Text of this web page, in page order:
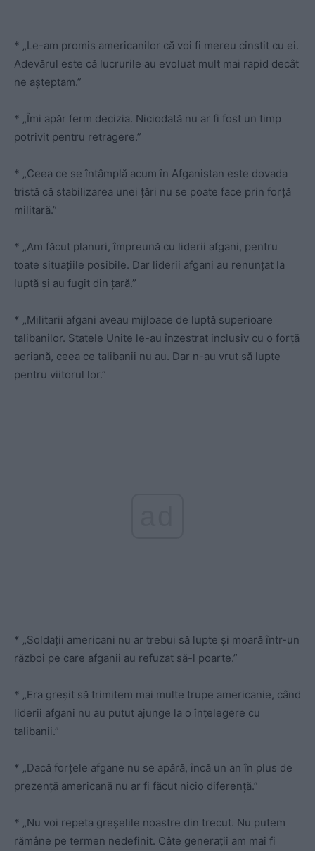
* „Le-am promis americanilor că voi fi mereu cinstit cu ei.
Adevărul este că lucrurile au evoluat mult mai rapid decât
ne așteptam.”
* „Îmi apăr ferm decizia. Niciodată nu ar fi fost un timp
potrivit pentru retragere.”
* „Ceea ce se întâmplă acum în Afganistan este dovada
tristă că stabilizarea unei țări nu se poate face prin forță
militară.”
* „Am făcut planuri, împreună cu liderii afgani, pentru
toate situațiile posibile. Dar liderii afgani au renunțat la
luptă și au fugit din țară.”
* „Militarii afgani aveau mijloace de luptă superioare
talibanilor. Statele Unite le-au înzestrat inclusiv cu o forță
aeriană, ceea ce talibanii nu au. Dar n-au vrut să lupte
pentru viitorul lor.”
* „Soldații americani nu ar trebui să lupte și moară într-un
război pe care afganii au refuzat să-l poarte.”
* „Era greșit să trimitem mai multe trupe americanie, când
liderii afgani nu au putut ajunge la o înțelegere cu
talibanii.”
* „Dacă forțele afgane nu se apără, încă un an în plus de
prezență americană nu ar fi făcut nicio diferență.”
* „Nu voi repeta greșelile noastre din trecut. Nu putem
rămâne pe termen nedefinit. Câte generații am mai fi